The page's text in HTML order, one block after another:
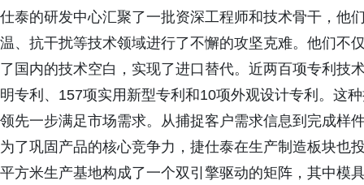
仕泰的研发中心汇聚了一批资深工程师和技术骨干，他
温、抗干扰等技术领域进行了不懈的攻坚克难。他们不
了国内的技术空白，实现了进口替代。近两百项专利
明专利、157项实用新型专利和10项外观设计专利。这
领先一步满足市场需求。从捕捉客户需求信息到完成样
为了巩固产品的核心竞争力，捷仕泰在生产制造板块也
平方米生产基地构成了一个双引擎驱动的矩阵，其中模